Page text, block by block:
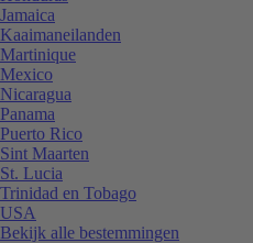
Jamaica
Kaaimaneilanden
Martinique
Mexico
Nicaragua
Panama
Puerto Rico
Sint Maarten
St. Lucia
Trinidad en Tobago
USA
Bekijk alle bestemmingen